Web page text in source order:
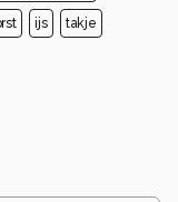
ijs takje